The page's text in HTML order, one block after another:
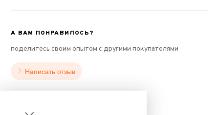
А ВАМ ПОНРАВИЛОСЬ?
поделитесь своим опытом с другими покупателями
Написать отзыв